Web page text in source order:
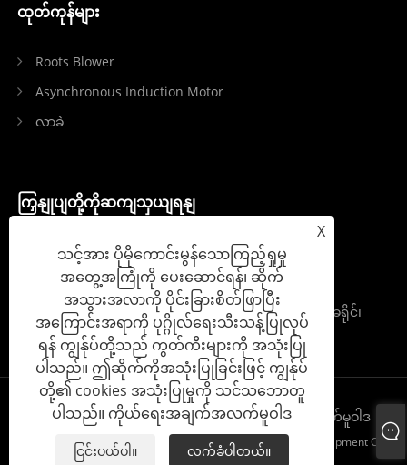
ထုတ်ကုန်များ
Roots Blower
Asynchronous Induction Motor
လာခဲ
ကြှနျုပျတို့ကိုဆကျသှယျရနျ
Tel: +86-18853147775
အီးမေး: sdycmachine@gmail.com
Add: S102 နှင့် Jiqing အဝေးပြေးလမ်းဆုံရှိ Zhangqiu ခရိုင်၊
Jinan မြို့၊ Shandong ပြည်နယ်၊ စက်မှုဥယျာဉ်
Links Sitemap RSS XML ကိုယ်ရေးအချက်အလက်မူဝါဒ
မူပိုင်ခွင့် © 2024 Shandong Yinchi Environmental Protection Equipment Co.,
X
သင့်အား ပိုမိုကောင်းမွန်သောကြည့်ရှုမှု
အတွေ့အကြုံကို ပေးဆောင်ရန်၊ ဆိုက်
အသွားအလာကို ပိုင်းခြားစိတ်ဖြာပြီး
အကြောင်းအရာကို ပုဂ္ဂိုလ်ရေးသီးသန့်ပြုလုပ်
ရန် ကျွန်ုပ်တို့သည် ကွတ်ကီးများကို အသုံးပြု
ပါသည်။ ဤဆိုက်ကိုအသုံးပြုခြင်းဖြင့် ကျွန်ုပ်
တို့၏ cookies အသုံးပြုမှုကို သင်သဘောတူ
ပါသည်။ ကိုယ်ရေးအချက်အလက်မူဝါဒ
ငြင်းပယ်ပါ။ လက်ခံပါတယ်။